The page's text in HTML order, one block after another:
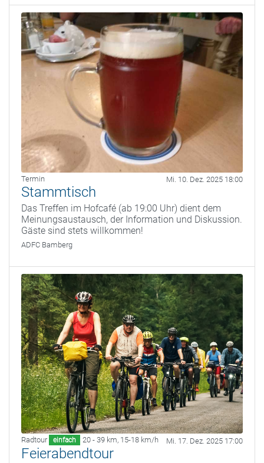
Termin Mi. 10. Dez. 2025 18:00
Stammtisch
Das Treffen im Hofcafé (ab 19:00 Uhr) dient dem
Meinungsaustausch, der Information und Diskussion.
Gäste sind stets willkommen!
ADFC Bamberg
Radtour einfach 20 - 39 km, 15-18 km/h Mi. 17. Dez. 2025 17:00
Feierabendtour